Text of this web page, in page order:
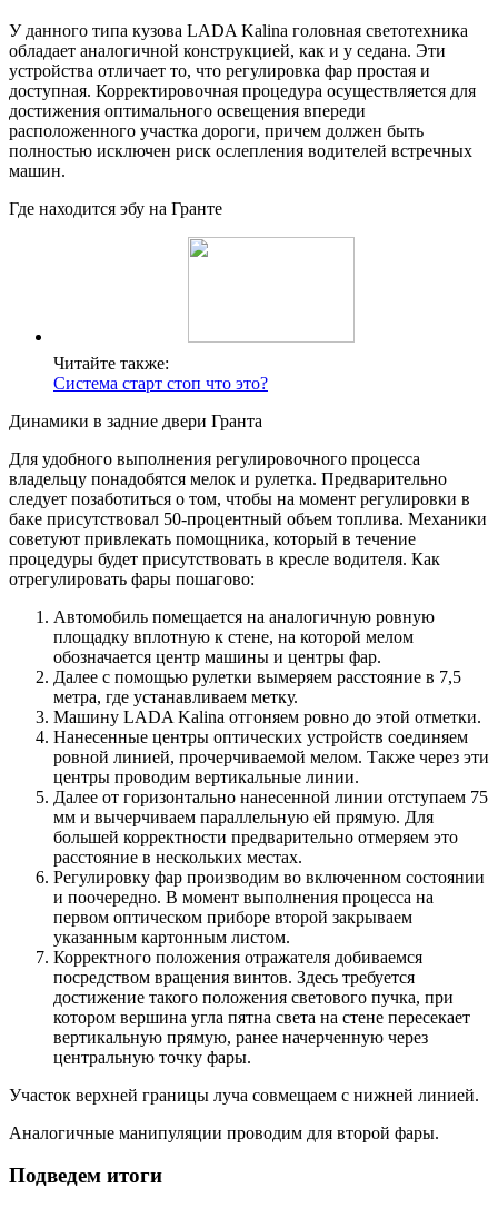
У данного типа кузова LADA Kalina головная светотехника
обладает аналогичной конструкцией, как и у седана. Эти
устройства отличает то, что регулировка фар простая и
доступная. Корректировочная процедура осуществляется для
достижения оптимального освещения впереди
расположенного участка дороги, причем должен быть
полностью исключен риск ослепления водителей встречных
машин.
Где находится эбу на Гранте
Читайте также:
Система старт стоп что это?
Динамики в задние двери Гранта
Для удобного выполнения регулировочного процесса
владельцу понадобятся мелок и рулетка. Предварительно
следует позаботиться о том, чтобы на момент регулировки в
баке присутствовал 50-процентный объем топлива. Механики
советуют привлекать помощника, который в течение
процедуры будет присутствовать в кресле водителя. Как
отрегулировать фары пошагово:
Автомобиль помещается на аналогичную ровную
площадку вплотную к стене, на которой мелом
обозначается центр машины и центры фар.
Далее с помощью рулетки вымеряем расстояние в 7,5
метра, где устанавливаем метку.
Машину LADA Kalina отгоняем ровно до этой отметки.
Нанесенные центры оптических устройств соединяем
ровной линией, прочерчиваемой мелом. Также через эти
центры проводим вертикальные линии.
Далее от горизонтально нанесенной линии отступаем 75
мм и вычерчиваем параллельную ей прямую. Для
большей корректности предварительно отмеряем это
расстояние в нескольких местах.
Регулировку фар производим во включенном состоянии
и поочередно. В момент выполнения процесса на
первом оптическом приборе второй закрываем
указанным картонным листом.
Корректного положения отражателя добиваемся
посредством вращения винтов. Здесь требуется
достижение такого положения светового пучка, при
котором вершина угла пятна света на стене пересекает
вертикальную прямую, ранее начерченную через
центральную точку фары.
Участок верхней границы луча совмещаем с нижней линией.
Аналогичные манипуляции проводим для второй фары.
Подведем итоги